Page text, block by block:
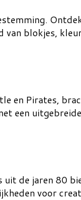
van blokjes,
en Pirates,
een
uit de jaren 80
voor